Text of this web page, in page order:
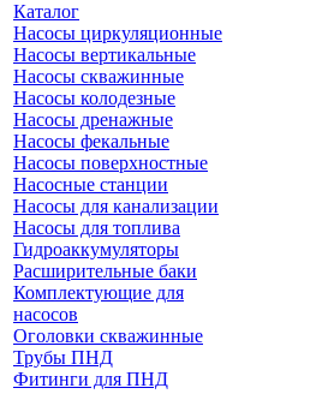
Каталог
Насосы циркуляционные
Насосы вертикальные
Насосы скважинные
Насосы колодезные
Насосы дренажные
Насосы фекальные
Насосы поверхностные
Насосные станции
Насосы для канализации
Насосы для топлива
Гидроаккумуляторы
Расширительные баки
Комплектующие для
насосов
Оголовки скважинные
Трубы ПНД
Фитинги для ПНД